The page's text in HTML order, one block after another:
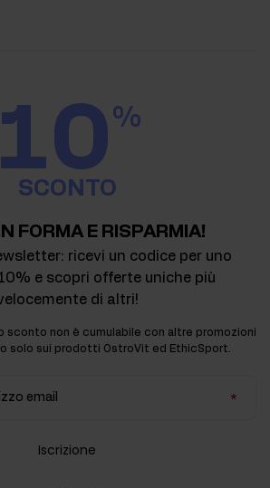
10%
SCONTO
FORMA E RISPARMIA!
ricevi un codice per uno
e scopri offerte uniche più
di altri!
sconto non è cumulabile con altre promozioni
solo sui prodotti OstroVit ed EthicSport.
email
Iscrizione